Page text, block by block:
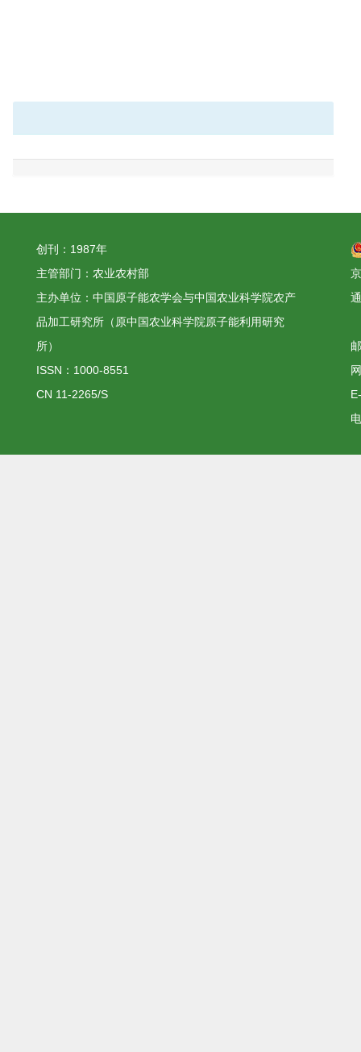
创刊：1987年
主管部门：农业农村部
主办单位：中国原子能农学会与中国农业科学院农产
品加工研究所（原中国农业科学院原子能利用研究
所）
ISSN：1000-8551
CN 11-2265/S